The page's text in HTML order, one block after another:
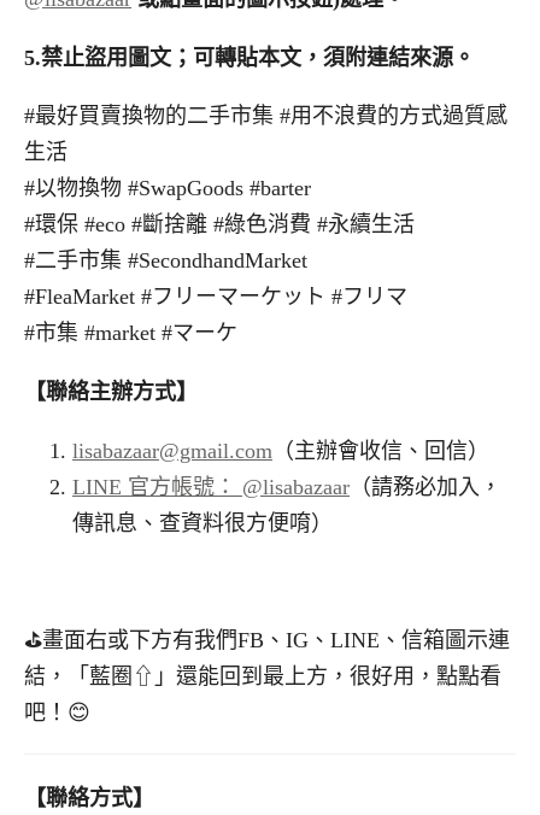
5.禁止盜用圖文；可轉貼本文，須附連結來源。
#最好買賣換物的二手市集 #用不浪費的方式過質感
生活
#以物換物 #SwapGoods #barter
#環保 #eco #斷捨離 #綠色消費 #永續生活
#二手市集 #SecondhandMarket
#FleaMarket #フリーマーケット #フリマ
#市集 #market #マーケ
【聯絡主辦方式】
lisabazaar@gmail.com （主辦會收信、回信）
LINE 官方帳號： @lisabazaar （請務必加入，
傳訊息、查資料很方便唷）
⛳️畫面右或下方有我們FB、IG、LINE、信箱圖示連
結，「藍圈⇧」還能回到最上方，很好用，點點看
吧！😊
【聯絡方式】